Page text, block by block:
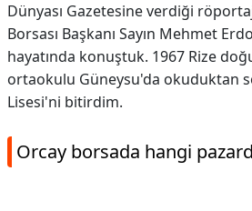
Dünyası Gazetesine verdiği
Borsası Başkanı Sayın Mehmet
hayatında konuştuk. 1967 Rize
ortaokulu Güneysu'da okuduktan
Lisesi'ni bitirdim.
Orcay borsada hangi